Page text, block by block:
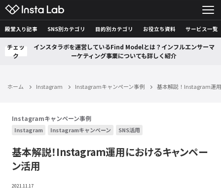
殿堂入り記事 SNS別カテゴリ 目的別カテゴリ お役立ち資料 サービス一覧
チェッ
ク
インスタラボを運営しているFind Modelとは？インフルエンサーマ
ーケティング事業についても詳しく紹介
ホーム Instagram Instagramキャンペーン事例 基本解説！Instagram運
Instagramキャンペーン事例
Instagram Instagramキャンペーン SNS活用
基本解説！Instagram運用におけるキャンペー
ン活用
2021.11.17